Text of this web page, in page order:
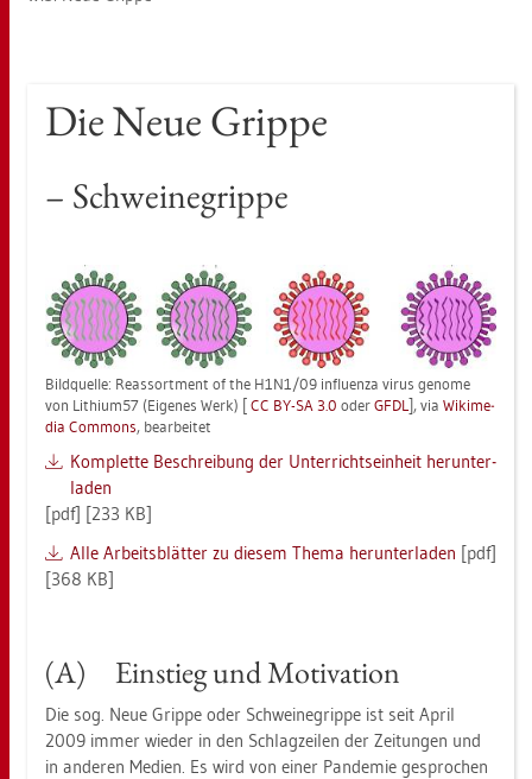
Die Neue Grip­pe
– Schwei­ne­grip­pe
Bild­quel­le: Re­as­sort­ment of the H1N1/09 in­flu­en­za virus ge­no­me
von Li­thi­um­57 (Ei­ge­nes Werk) [CC BY-SA 3.0 oderGFDL], via Wi­ki­me­
dia Com­mons, be­ar­bei­tet
Kom­plet­te Be­schrei­bung der Un­ter­richts­ein­heit her­un­ter­
la­den
[pdf] [233 KB]
Alle Ar­beits­blät­ter zu die­sem Thema her­un­ter­la­den [pdf]
[368 KB]
(A) Ein­stieg und Mo­ti­va­ti­on
Die sog. Neue Grip­pe oder Schwei­ne­grip­pe ist seit April
2009 immer wie­der in den Schlag­zei­len der Zei­tun­gen und
in an­de­ren Me­di­en. Es wird von einer Pan­de­mie ge­spro­chen